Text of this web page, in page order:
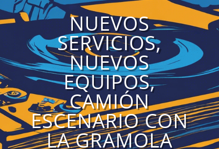
NUEVOS
SERVICIOS,
NUEVOS
EQUIPOS,
CAMIÓN
ESCENARIO CON
LA GRAMOLA